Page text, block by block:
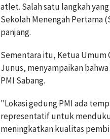
atlet. Salah satu langkah
Sekolah Menengah Pertama
panjang.
Sementara itu, Ketua Umum
Junus, menyampaikan
PMI Sabang.
"Lokasi gedung PMI ada
representatif untuk
meningkatkan kualitas